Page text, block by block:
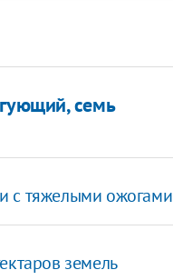
семь
с тяжелыми ожогами
земель